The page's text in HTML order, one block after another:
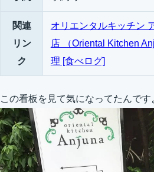
関連
リン
ク
オリエンタルキッチン
店 （Oriental Kitchen
理 [食べログ]
この看板を見て気になってたんです